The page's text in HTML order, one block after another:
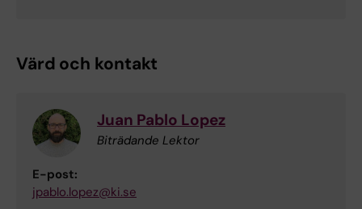
Värd och kontakt
Juan Pablo Lopez
Biträdande Lektor
E-post:
jpablo.lopez@ki.se